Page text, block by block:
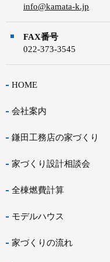
info@kamata-k.jp
FAX番号
022-373-3545
HOME
会社案内
鎌田工務店の家づくり
家づくり設計相談会
全棟燃費計算
モデルハウス
家づくりの流れ